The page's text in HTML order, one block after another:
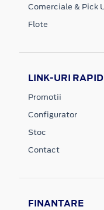
Comerciale & Pick
Flote
LINK-URI
Promotii
Configurator
Stoc
Contact
FINANTARE